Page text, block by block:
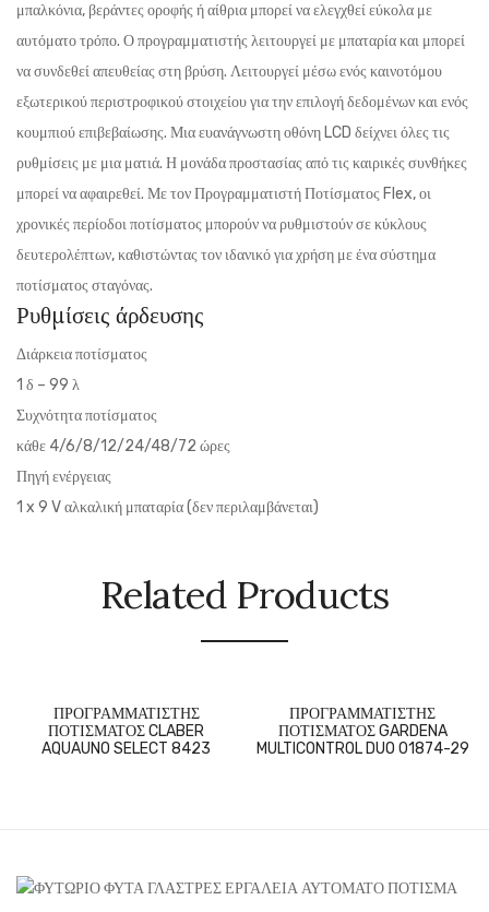
μπαλκόνια, βεράντες οροφής ή αίθρια μπορεί να ελεγχθεί εύκολα με
αυτόματο τρόπο. Ο προγραμματιστής λειτουργεί με μπαταρία και μπορεί
να συνδεθεί απευθείας στη βρύση. Λειτουργεί μέσω ενός καινοτόμου
εξωτερικού περιστροφικού στοιχείου για την επιλογή δεδομένων και ενός
κουμπιού επιβεβαίωσης. Μια ευανάγνωστη οθόνη LCD δείχνει όλες τις
ρυθμίσεις με μια ματιά. Η μονάδα προστασίας από τις καιρικές συνθήκες
μπορεί να αφαιρεθεί. Με τον Προγραμματιστή Ποτίσματος Flex, οι
χρονικές περίοδοι ποτίσματος μπορούν να ρυθμιστούν σε κύκλους
δευτερολέπτων, καθιστώντας τον ιδανικό για χρήση με ένα σύστημα
ποτίσματος σταγόνας.
Ρυθμίσεις άρδευσης
Διάρκεια ποτίσματος
1 δ – 99 λ
Συχνότητα ποτίσματος
κάθε 4/6/8/12/24/48/72 ώρες
Πηγή ενέργειας
1 x 9 V αλκαλική μπαταρία (δεν περιλαμβάνεται)
Related Products
ΠΡΟΓΡΑΜΜΑΤΙΣΤΗΣ
ΠΟΤΙΣΜΑΤΟΣ CLABER
AQUAUNO SELECT 8423
ΠΡΟΓΡΑΜΜΑΤΙΣΤΗΣ
ΠΟΤΙΣΜΑΤΟΣ GARDENA
MULTICONTROL DUO 01874-29